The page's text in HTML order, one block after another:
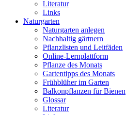
Literatur
Links
Naturgarten
Naturgarten anlegen
Nachhaltig gärtnern
Pflanzlisten und Leitfäden
Online-Lernplattform
Pflanze des Monats
Gartentipps des Monats
Frühblüher im Garten
Balkonpflanzen für Bienen
Glossar
Literatur